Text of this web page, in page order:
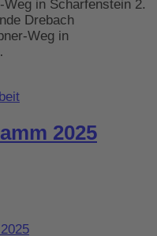
in Scharfenstein 2.
Drebach
Weg in
2025